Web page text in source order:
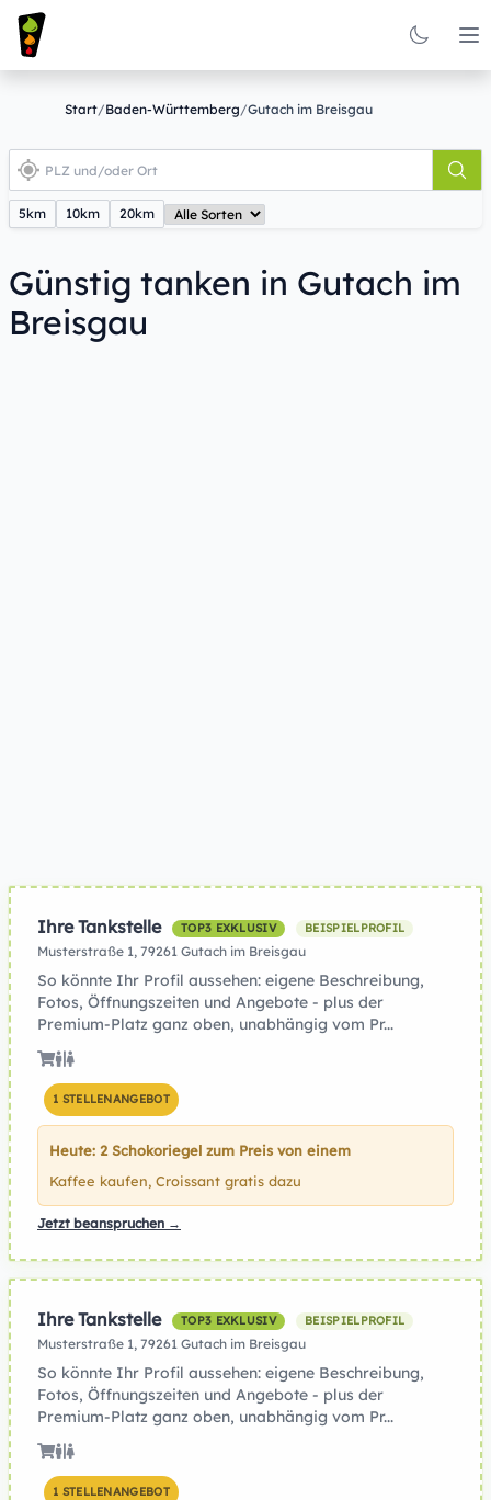
Start/Baden-Württemberg/Gutach im Breisgau
5km 10km 20km
Günstig tanken in Gutach im
Breisgau
Ihre Tankstelle TOP3 EXKLUSIV BEISPIELPROFIL
Musterstraße 1, 79261 Gutach im Breisgau
So könnte Ihr Profil aussehen: eigene Beschreibung,
Fotos, Öffnungszeiten und Angebote - plus der
Premium-Platz ganz oben, unabhängig vom Pr...
1 STELLENANGEBOT
Heute: 2 Schokoriegel zum Preis von einem
Kaffee kaufen, Croissant gratis dazu
Jetzt beanspruchen →
Ihre Tankstelle TOP3 EXKLUSIV BEISPIELPROFIL
Musterstraße 1, 79261 Gutach im Breisgau
So könnte Ihr Profil aussehen: eigene Beschreibung,
Fotos, Öffnungszeiten und Angebote - plus der
Premium-Platz ganz oben, unabhängig vom Pr...
1 STELLENANGEBOT